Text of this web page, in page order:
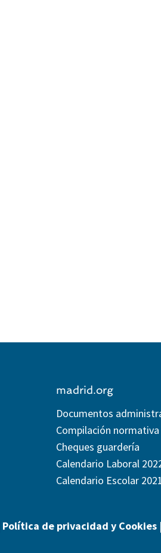
madrid.org
Documentos
Compilación
Cheques guardería
Calendario Laboral
Calendario Escolar
Política de privacidad y Cookies|